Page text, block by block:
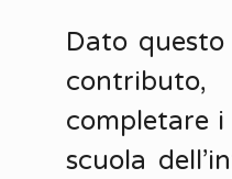
Dato
completare
scuola